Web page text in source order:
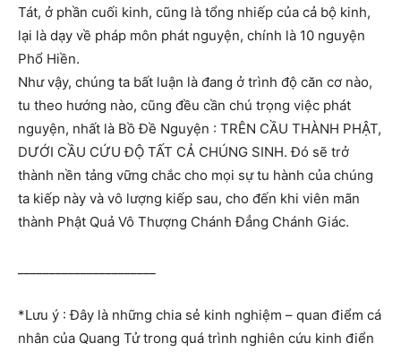
Tát, ở phần cuối kinh, cũng là tổng nhiếp của cả bộ kinh,
lại là dạy về pháp môn phát nguyện, chính là 10 nguyện
Phổ Hiền.
Như vậy, chúng ta bất luận là đang ở trình độ căn cơ nào,
tu theo hướng nào, cũng đều cần chú trọng việc phát
nguyện, nhất là Bồ Đề Nguyện : TRÊN CẦU THÀNH PHẬT,
DƯỚI CẦU CỨU ĐỘ TẤT CẢ CHÚNG SINH. Đó sẽ trở
thành nền tảng vững chắc cho mọi sự tu hành của chúng
ta kiếp này và vô lượng kiếp sau, cho đến khi viên mãn
thành Phật Quả Vô Thượng Chánh Đẳng Chánh Giác.
*Lưu ý : Đây là những chia sẻ kinh nghiệm – quan điểm cá
nhân của Quang Tử trong quá trình nghiên cứu kinh điển